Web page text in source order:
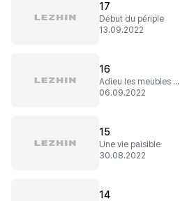
17
Début du périple
13.09.2022
16
Adieu les meubles (encore)
06.09.2022
15
Une vie paisible
30.08.2022
14